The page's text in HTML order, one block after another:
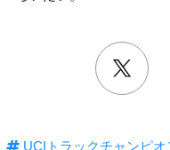
UCIトラックチャンピ